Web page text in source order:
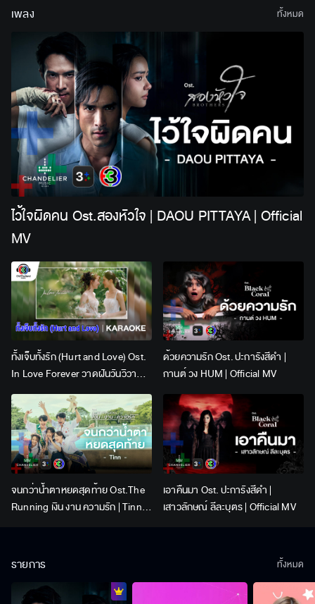
เพลง
ไว้ใจผิดคน Ost.สองหัวใจ | DAOU PITTAYA | Official
MV
ทั้งเจ็บทั้งรัก (Hurt and Love) Ost.
In Love Forever วาดฝันวันวิวาห์ |
Lingling Kwong x Orm
Kornnaphat | Official Karaoke
ด้วยความรัก Ost. ปะการังสีดำ |
กานต์ วง HUM | Official MV
จนกว่าน้ำตาหยดสุดท้าย Ost.The
Running เงิน งาน ความรัก | Tinn |
เอาคืนมา Ost. ปะการังสีดำ |
เสาวลักษณ์ ลีละบุตร | Official MV
ทั้งหมด
รายการ ทั้งหมด